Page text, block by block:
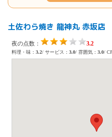
土佐わら焼き 龍神丸 赤坂店